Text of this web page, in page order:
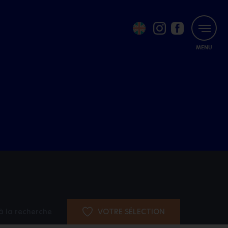
MENU
VOTRE SÉLECTION